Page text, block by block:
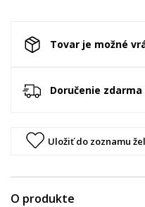
Tovar je možné
Doručenie
Uložiť do zoznamu
O produkte